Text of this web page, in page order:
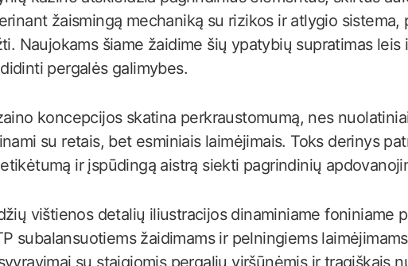
žaismingą mechaniką su rizikos ir atlygio sistema,
Naujokams šiame žaidime šių ypatybių supratimas leis
pergalės galimybes.
koncepcijos skatina perkraustomumą, nes
su retais, bet esminiais laimėjimais. Toks derinys
ir įspūdingą aistrą siekti pagrindinių
vištienos detalių iliustracijos dinaminiame foniniame
subalansuotiems žaidimams ir pelningiems laimėjimams
su staigiomis pergalių viršūnėmis ir tragiškais